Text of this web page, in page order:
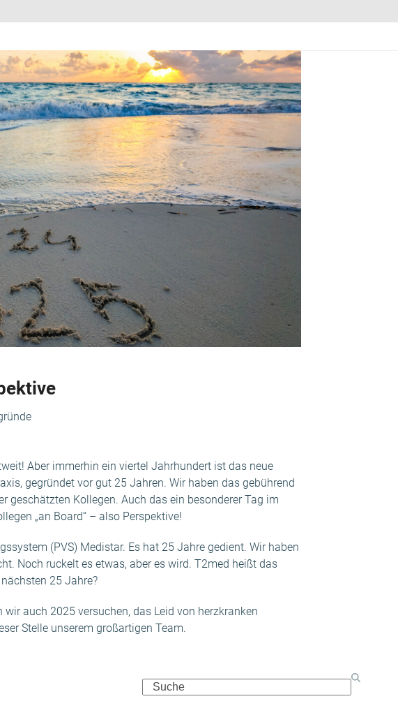
Aber immerhin ein viertel Jahrhundert ist das neue
gegründet vor gut 25 Jahren. Wir haben das gebührend
geschätzten Kollegen. Auch das ein besonderer Tag im
„an Board“ – also Perspektive!
(PVS) Medistar. Es hat 25 Jahre gedient. Wir haben
Noch ruckelt es etwas, aber es wird. T2med heißt das
25 Jahre?
auch 2025 versuchen, das Leid von herzkranken
Stelle unserem großartigen Team.
Search